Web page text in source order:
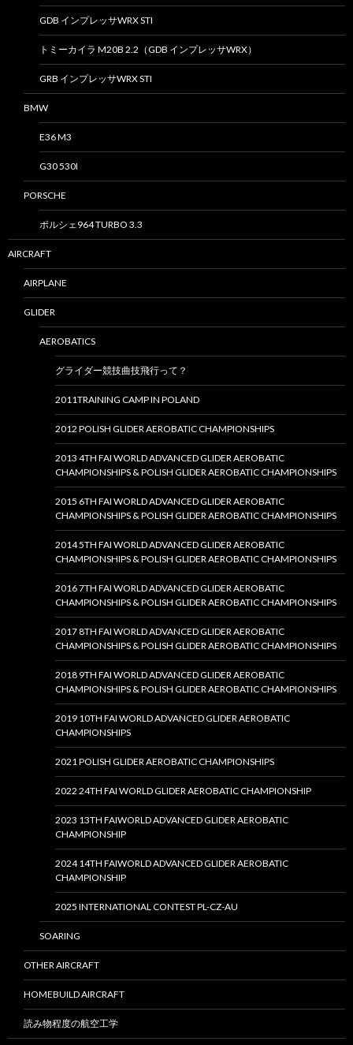
GDB インプレッサWRX STI
トミーカイラ M20B 2.2（GDB インプレッサWRX）
GRB インプレッサWRX STI
BMW
E36 M3
G30 530I
PORSCHE
ポルシェ964 TURBO 3.3
AIRCRAFT
AIRPLANE
GLIDER
AEROBATICS
グライダー競技曲技飛行って？
2011TRAINING CAMP IN POLAND
2012 POLISH GLIDER AEROBATIC CHAMPIONSHIPS
2013 4TH FAI WORLD ADVANCED GLIDER AEROBATIC
CHAMPIONSHIPS & POLISH GLIDER AEROBATIC CHAMPIONSHIPS
2015 6TH FAI WORLD ADVANCED GLIDER AEROBATIC
CHAMPIONSHIPS & POLISH GLIDER AEROBATIC CHAMPIONSHIPS
2014 5TH FAI WORLD ADVANCED GLIDER AEROBATIC
CHAMPIONSHIPS & POLISH GLIDER AEROBATIC CHAMPIONSHIPS
2016 7TH FAI WORLD ADVANCED GLIDER AEROBATIC
CHAMPIONSHIPS & POLISH GLIDER AEROBATIC CHAMPIONSHIPS
2017 8TH FAI WORLD ADVANCED GLIDER AEROBATIC
CHAMPIONSHIPS & POLISH GLIDER AEROBATIC CHAMPIONSHIPS
2018 9TH FAI WORLD ADVANCED GLIDER AEROBATIC
CHAMPIONSHIPS & POLISH GLIDER AEROBATIC CHAMPIONSHIPS
2019 10TH FAI WORLD ADVANCED GLIDER AEROBATIC
CHAMPIONSHIPS
2021 POLISH GLIDER AEROBATIC CHAMPIONSHIPS
2022 24TH FAI WORLD GLIDER AEROBATIC CHAMPIONSHIP
2023 13TH FAIWORLD ADVANCED GLIDER AEROBATIC
CHAMPIONSHIP
2024 14TH FAIWORLD ADVANCED GLIDER AEROBATIC
CHAMPIONSHIP
2025 INTERNATIONAL CONTEST PL-CZ-AU
SOARING
OTHER AIRCRAFT
HOMEBUILD AIRCRAFT
読み物程度の航空工学